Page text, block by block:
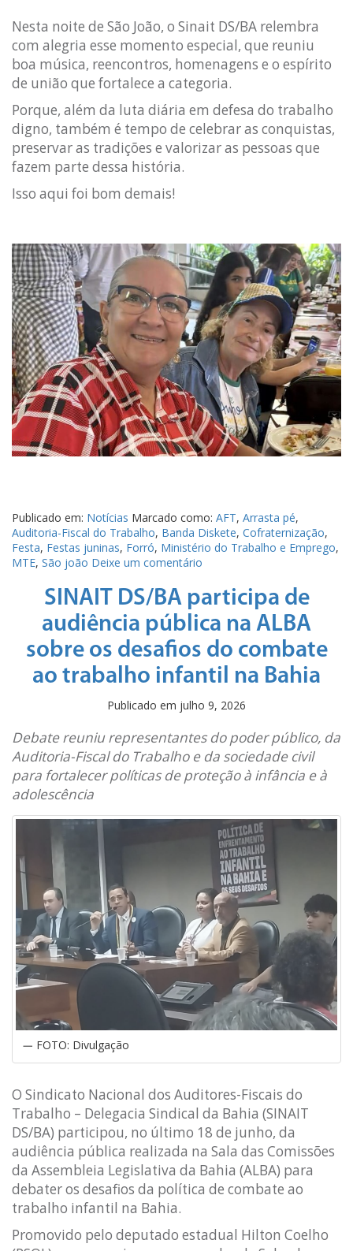
Nesta noite de São João, o Sinait DS/BA relembra
com alegria esse momento especial, que reuniu
boa música, reencontros, homenagens e o espírito
de união que fortalece a categoria.
Porque, além da luta diária em defesa do trabalho
digno, também é tempo de celebrar as conquistas,
preservar as tradições e valorizar as pessoas que
fazem parte dessa história.
Isso aqui foi bom demais!
Publicado em: Notícias Marcado como: AFT, Arrasta pé,
Auditoria-Fiscal do Trabalho, Banda Diskete, Cofraternização,
Festa, Festas juninas, Forró, Ministério do Trabalho e Emprego,
MTE, São joão Deixe um comentário
SINAIT DS/BA participa de
audiência pública na ALBA
sobre os desafios do combate
ao trabalho infantil na Bahia
Publicado em julho 9, 2026
Debate reuniu representantes do poder público, da
Auditoria-Fiscal do Trabalho e da sociedade civil
para fortalecer políticas de proteção à infância e à
adolescência
FOTO: Divulgação
O Sindicato Nacional dos Auditores-Fiscais do
Trabalho – Delegacia Sindical da Bahia (SINAIT
DS/BA) participou, no último 18 de junho, da
audiência pública realizada na Sala das Comissões
da Assembleia Legislativa da Bahia (ALBA) para
debater os desafios da política de combate ao
trabalho infantil na Bahia.
Promovido pelo deputado estadual Hilton Coelho